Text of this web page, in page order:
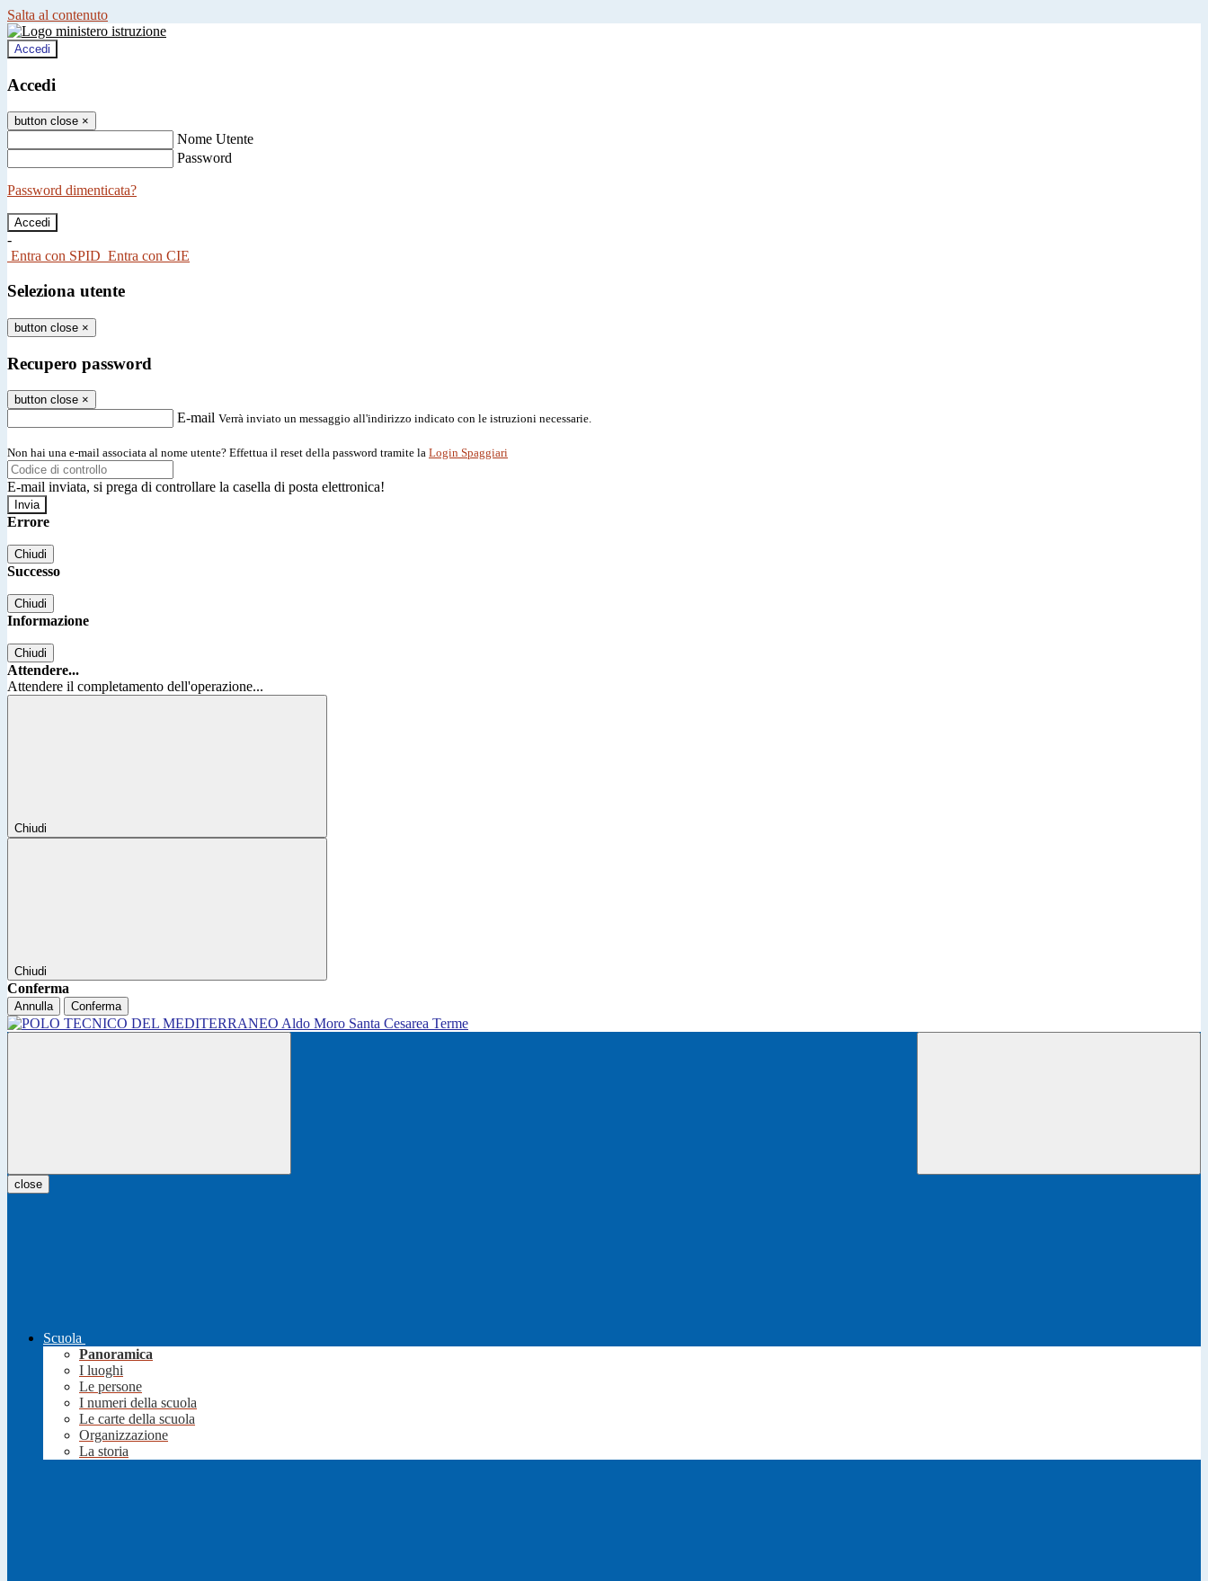
Salta al contenuto
Accedi
Accedi
button close ×
Nome Utente
Password
Password dimenticata?
-
Entra con SPID Entra con CIE
Seleziona utente
button close ×
Recupero password
button close ×
E-mail Verrà inviato un messaggio all'indirizzo indicato con le istruzioni necessarie.
Non hai una e-mail associata al nome utente? Effettua il reset della password tramite la Login Spaggiari
E-mail inviata, si prega di controllare la casella di posta elettronica!
Errore
Chiudi
Successo
Chiudi
Informazione
Chiudi
Attendere...
Attendere il completamento dell'operazione...
Chiudi
Chiudi
Conferma
Annulla Conferma
close
Scuola
Panoramica
I luoghi
Le persone
I numeri della scuola
Le carte della scuola
Organizzazione
La storia